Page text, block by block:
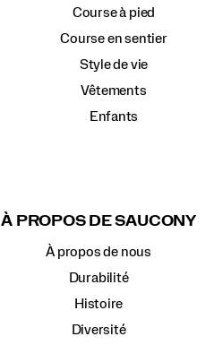
Course à pied
Course en sentier
Style de vie
Vêtements
Enfants
À PROPOS DE SAUCONY
À propos de nous
Durabilité
Histoire
Diversité